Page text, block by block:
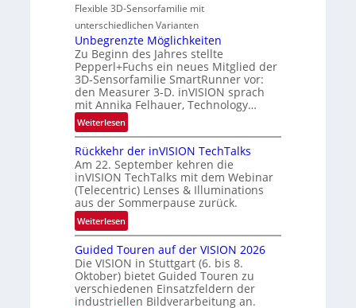
r
i
e
s
-
B
-
R
u
d
e
e
g
i
o
n
t
r
a
l
N
e
w
s
‘
Flexible 3D-Sensorfamilie mit
unterschiedlichen Varianten
Unbegrenzte Möglichkeiten
Zu Beginn des Jahres stellte
Pepperl+Fuchs ein neues Mitglied der
3D-Sensorfamilie SmartRunner vor:
den Measurer 3-D. inVISION sprach
mit Annika Felhauer, Technology…
Weiterlesen:
U
n
b
e
g
r
e
z
t
e
M
Rückkehr der inVISION TechTalks
Am 22. September kehren die
inVISION TechTalks mit dem Webinar
(Telecentric) Lenses & Illuminations
aus der Sommerpause zurück.
Weiterlesen:
R
ü
c
k
k
Guided Touren auf der VISION 2026
Die VISION in Stuttgart (6. bis 8.
Oktober) bietet Guided Touren zu
verschiedenen Einsatzfeldern der
industriellen Bildverarbeitung an.